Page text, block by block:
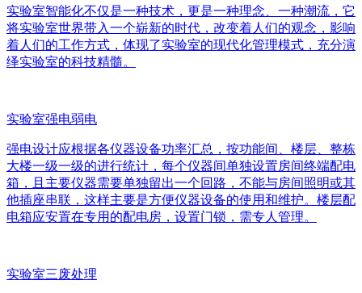
实验室智能化不仅是一种技术，更是一种理念、一种潮流，它
将实验室世界带入一个崭新的时代，改变着人们的观念，影响
着人们的工作方式，体现了实验室的现代化管理模式，充分演
绎实验室的科技精髓。
实验室强电弱电
强电设计应根据各仪器设备功率汇总，按功能间、楼层、整栋
大楼一级一级的进行统计，每个仪器间单独设置房间终端配电
箱，且主要仪器需要单独留出一个回路，不能与房间照明或其
他插座串联，这样主要是方便仪器设备的使用和维护。楼层配
电箱应安置在专用的配电房，设置门锁，需专人管理。
实验室三废处理